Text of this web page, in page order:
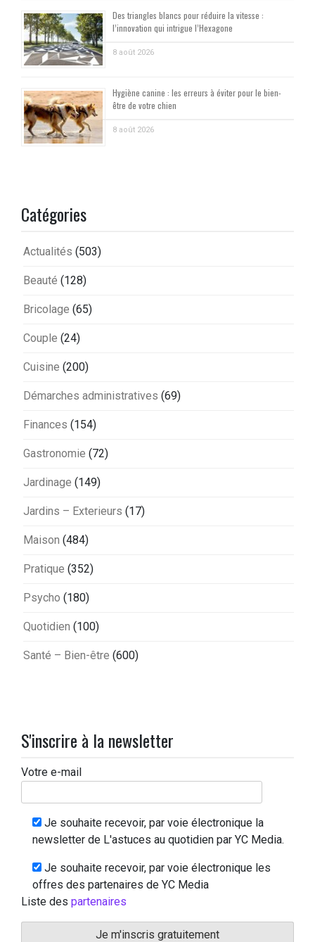
Des triangles blancs pour réduire la vitesse :
l’innovation qui intrigue l’Hexagone
8 août 2026
Hygiène canine : les erreurs à éviter pour le bien-
être de votre chien
8 août 2026
Catégories
Actualités (503)
Beauté (128)
Bricolage (65)
Couple (24)
Cuisine (200)
Démarches administratives (69)
Finances (154)
Gastronomie (72)
Jardinage (149)
Jardins – Exterieurs (17)
Maison (484)
Pratique (352)
Psycho (180)
Quotidien (100)
Santé – Bien-être (600)
S'inscrire à la newsletter
Votre e-mail
Je souhaite recevoir, par voie électronique la
newsletter de L'astuces au quotidien par YC Media.
Je souhaite recevoir, par voie électronique les
offres des partenaires de YC Media
Liste des partenaires